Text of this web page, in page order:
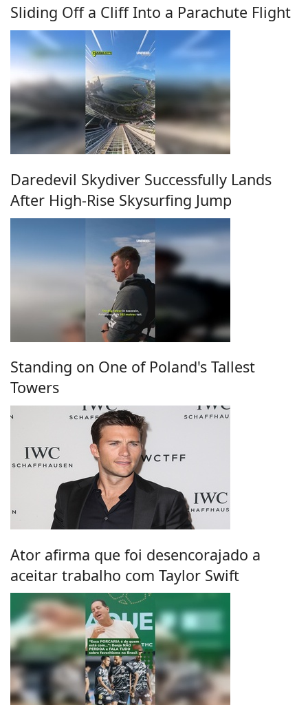
Sliding Off a Cliff Into a Parachute Flight
Daredevil Skydiver Successfully Lands
After High-Rise Skysurfing Jump
Standing on One of Poland's Tallest
Towers
Ator afirma que foi desencorajado a
aceitar trabalho com Taylor Swift